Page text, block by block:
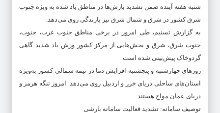
شنبه هفته آینده ضمن تشدید بارش‌ها در مناطق یاد شده به ویژه جنوب
شرق کشور در شرق و شمال شرق نیز بارندگی روی می‌دهد.
به گزارش تسنیم، طی امروز در برخی مناطق جنوب غرب، جنوب،‌
جنوب شرق، شرق و بخش‌هایی از مرکز کشور وزش باد شدید گاهی
گردوخاک پیش‌بینی شده است.
روزهای چهارشنبه و پنجشنبه افزایش دما در نیمه شمالی کشور به‌ویژه
استان‌های ساحلی دریای خزر و اردبیل روی می‌دهد. امروز تنگه هرمز و
دریای عمان مواج هستند.
توصیف سامانه: تشدید فعالیت سامانه بارشی